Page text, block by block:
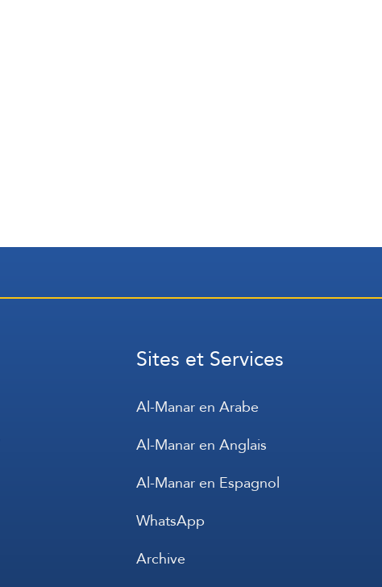
Sites et Services
Al-Manar en Arabe
Al-Manar en Anglais
Al-Manar en Espagnol
WhatsApp
Archive